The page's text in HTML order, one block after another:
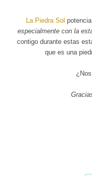
La Piedra Sol
especialmente con la
contigo durante estas
que es una